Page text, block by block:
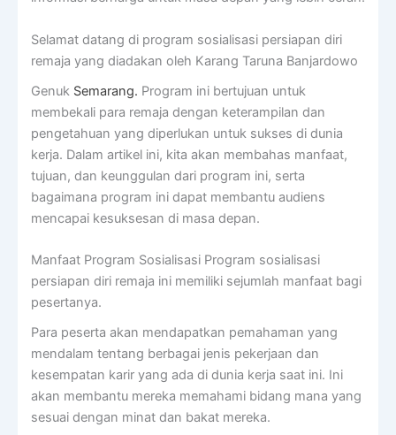
Selamat datang di program sosialisasi persiapan diri
remaja yang diadakan oleh Karang Taruna Banjardowo
Genuk Semarang. Program ini bertujuan untuk
membekali para remaja dengan keterampilan dan
pengetahuan yang diperlukan untuk sukses di dunia
kerja. Dalam artikel ini, kita akan membahas manfaat,
tujuan, dan keunggulan dari program ini, serta
bagaimana program ini dapat membantu audiens
mencapai kesuksesan di masa depan.
Manfaat Program Sosialisasi Program sosialisasi
persiapan diri remaja ini memiliki sejumlah manfaat bagi
pesertanya.
Para peserta akan mendapatkan pemahaman yang
mendalam tentang berbagai jenis pekerjaan dan
kesempatan karir yang ada di dunia kerja saat ini. Ini
akan membantu mereka memahami bidang mana yang
sesuai dengan minat dan bakat mereka.